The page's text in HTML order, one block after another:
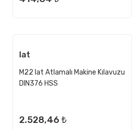
Iat
M22 Iat Atlamalı Makine Kılavuzu
DIN376 HSS
2.528,46 ₺